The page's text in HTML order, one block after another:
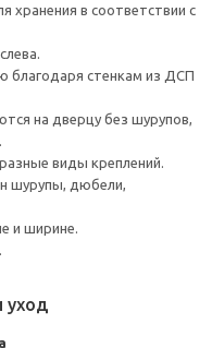
хранения в соответствии с
благодаря стенкам из ДСП
на дверцу без шурупов,
виды креплений.
шурупы, дюбели,
и ширине.
уход